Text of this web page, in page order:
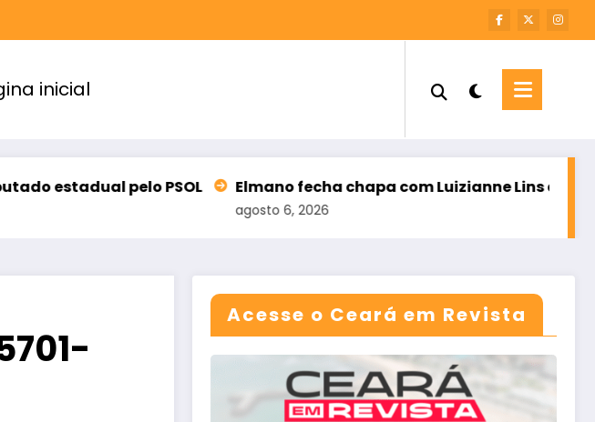
inicial
PSOL Elmano fecha chapa com Luizianne Lins ao Senado ao lado de
Acesse o Ceará em Revista